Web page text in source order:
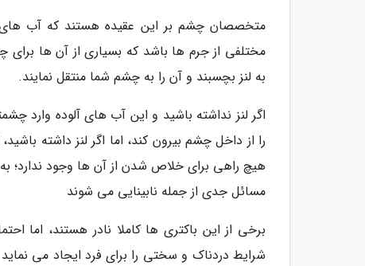
متخصصان چشم بر این عقیده هستند که آب
مختلفی از جرم ها باشد که بسیاری از آن ها
به لنز بچسبند و آن را به چشم شما منتقل نمایند.
اگر لنز نداشته باشید و این آب های آلوده وارد
را از داخل چشم بیرون کند، اما اگر لنز داشته
هیچ راهی برای خلاص شدن از آن ها وجود ندارد؛ به
مسائل جدی از جمله نابینایی می شوند
برخی از این باکتری ها کاملا نادر هستند،
شرایط دردناک و سختی را برای فرد ایجاد می